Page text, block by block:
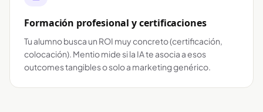
Formación profesional y certificaciones
Tu alumno busca un ROI muy concreto (certificación,
colocación). Mentio mide si la IA te asocia a esos
outcomes tangibles o solo a marketing genérico.